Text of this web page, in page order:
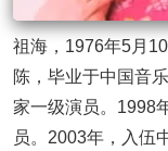
祖海，1976年5月
陈，毕业于中国音
家一级演员。1998
员。2003年，入伍